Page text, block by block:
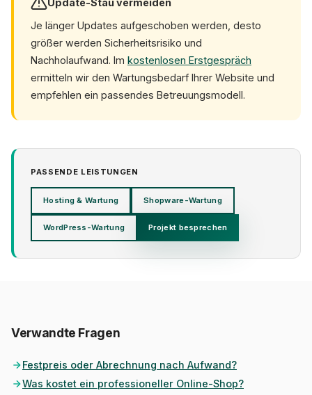
Update-Stau vermeiden
Je länger Updates aufgeschoben werden, desto
größer werden Sicherheitsrisiko und
Nachholaufwand. Im kostenlosen Erstgespräch
ermitteln wir den Wartungsbedarf Ihrer Website und
empfehlen ein passendes Betreuungsmodell.
PASSENDE LEISTUNGEN
Hosting & Wartung Shopware-Wartung
WordPress-Wartung Projekt besprechen
Verwandte Fragen
Festpreis oder Abrechnung nach Aufwand?
Was kostet ein professioneller Online-Shop?